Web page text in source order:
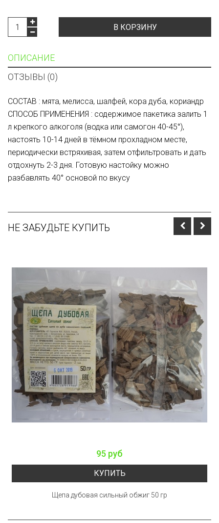
В КОРЗИНУ
ОПИСАНИЕ
ОТЗЫВЫ (0)
СОСТАВ : мята, мелисса, шалфей, кора дуба, кориандр
СПОСОБ ПРИМЕНЕНИЯ : содержимое пакетика залить 1
л крепкого алкоголя (водка или самогон 40-45°),
настоять 10-14 дней в тёмном прохладном месте,
периодически встряхивая, затем отфильтровать и дать
отдохнуть 2-3 дня. Готовую настойку можно
разбавлять 40° основой по вкусу
НЕ ЗАБУДЬТЕ КУПИТЬ
95 руб
КУПИТЬ
Щепа дубовая сильный обжиг 50 гр